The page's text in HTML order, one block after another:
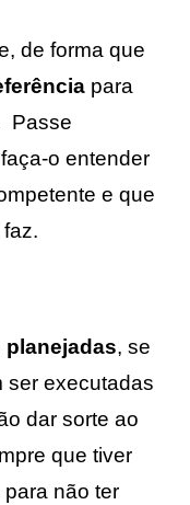
de forma que
para
Passe
o entender
e que
planejadas, se
ser executadas
dar sorte ao
que tiver
para não ter